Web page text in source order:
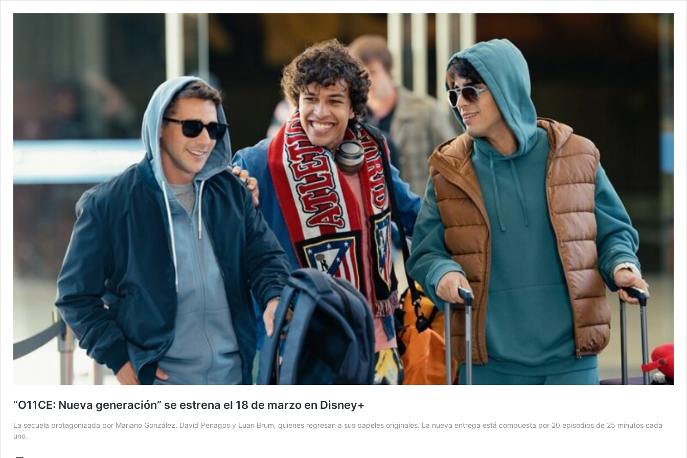
“O11CE: Nueva generación” se estrena el 18 de marzo en Disney+
La secuela protagonizada por Mariano González, David Penagos y Luan Brum, quienes regresan a sus papeles originales. La nueva entrega está compuesta por 20 episodios de 25 minutos cada
uno.